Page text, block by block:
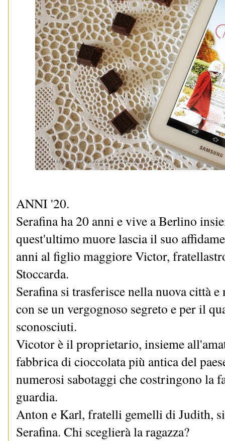
ANNI '20.
Serafina ha 20 anni e vive a Berlino
quest'ultimo muore lascia il suo
anni al figlio maggiore Victor,
Stoccarda.
Serafina si trasferisce nella nuova città
con se un vergognoso segreto e per il
sconosciuti.
Vicotor è il proprietario, insieme
fabbrica di cioccolata più antica del
numerosi sabotaggi che costringono la
guardia.
Anton e Karl, fratelli gemelli di Judith,
Serafina. Chi sceglierà la ragazza?